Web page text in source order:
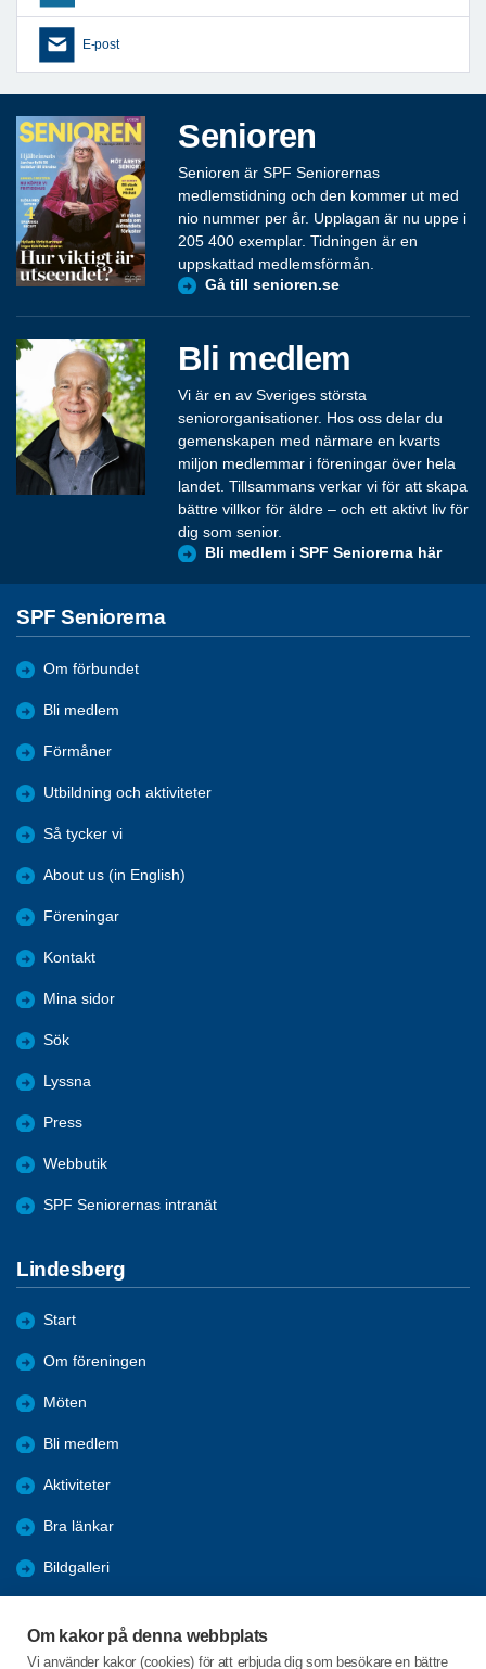
Om kakor på denna webbplats
Vi använder kakor (cookies) för att erbjuda dig som besökare en bättre
E-post
Senioren
Senioren är SPF Seniorernas
medlemstidning och den kommer ut med
nio nummer per år. Upplagan är nu uppe i
205 400 exemplar. Tidningen är en
uppskattad medlemsförmån.
Gå till senioren.se
Bli medlem
Vi är en av Sveriges största
seniororganisationer. Hos oss delar du
gemenskapen med närmare en kvarts
miljon medlemmar i föreningar över hela
landet. Tillsammans verkar vi för att skapa
bättre villkor för äldre – och ett aktivt liv för
dig som senior.
Bli medlem i SPF Seniorerna här
SPF Seniorerna
Om förbundet
Bli medlem
Förmåner
Utbildning och aktiviteter
Så tycker vi
About us (in English)
Föreningar
Kontakt
Mina sidor
Sök
Lyssna
Press
Webbutik
SPF Seniorernas intranät
Lindesberg
Start
Om föreningen
Möten
Bli medlem
Aktiviteter
Bra länkar
Bildgalleri
Installera SPF-appen